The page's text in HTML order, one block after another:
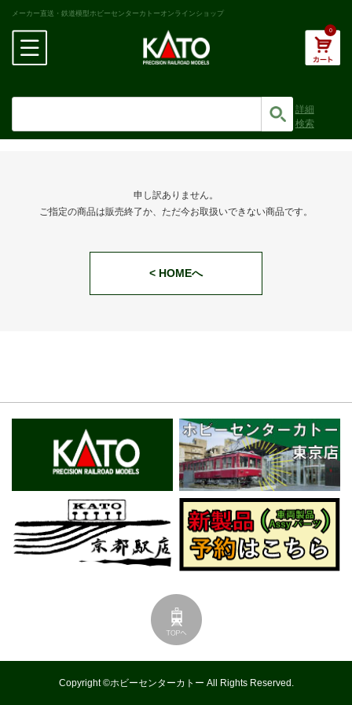
メーカー直送・鉄道模型ホビーセンターカトーオンラインショップ
0
詳細
検索
申し訳ありません。
ご指定の商品は販売終了か、ただ今お取扱いできない商品です。
< HOMEへ
Copyright ©ホビーセンターカトー All Rights Reserved.